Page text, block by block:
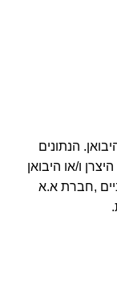
הנתונים
ו/או היבואן
,חברת א.א